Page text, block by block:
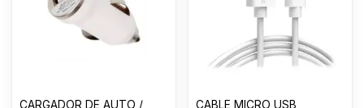
CARGADOR DE AUTO /
CABLE MICRO USB